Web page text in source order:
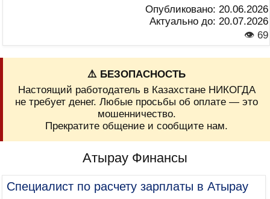
Опубликовано: 20.06.2026
Актуально до: 20.07.2026
👁 69
⚠️ БЕЗОПАСНОСТЬ
Настоящий работодатель в Казахстане НИКОГДА
не требует денег. Любые просьбы об оплате — это
мошенничество.
Прекратите общение и сообщите нам.
Атырау Финансы
Специалист по расчету зарплаты в Атырау